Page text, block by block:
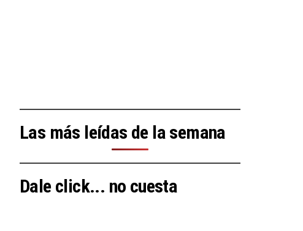
Las más leídas de la semana
Dale click... no cuesta